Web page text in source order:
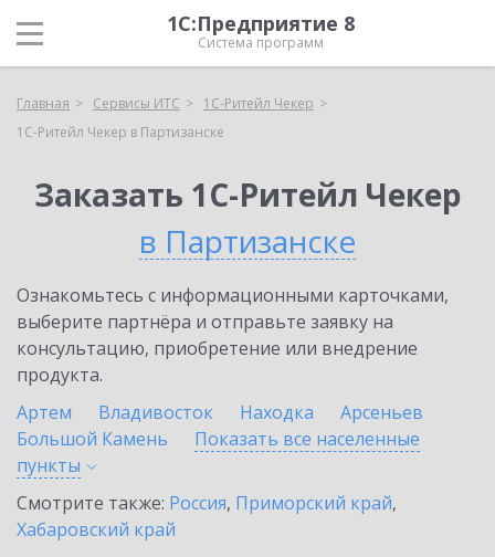
1С:Предприятие 8
Система программ
Главная Сервисы ИТС
1C-Ритейл Чекер
1C-Ритейл Чекер в Партизанске
Заказать 1C-Ритейл Чекер
в Партизанске
Ознакомьтесь с информационными карточками,
выберите партнёра и отправьте заявку на
консультацию, приобретение или внедрение
продукта.
Артем
Владивосток Находка
Арсеньев
Большой Камень
Показать все населенные
пункты
Смотрите также: Россия, Приморский край,
Хабаровский край